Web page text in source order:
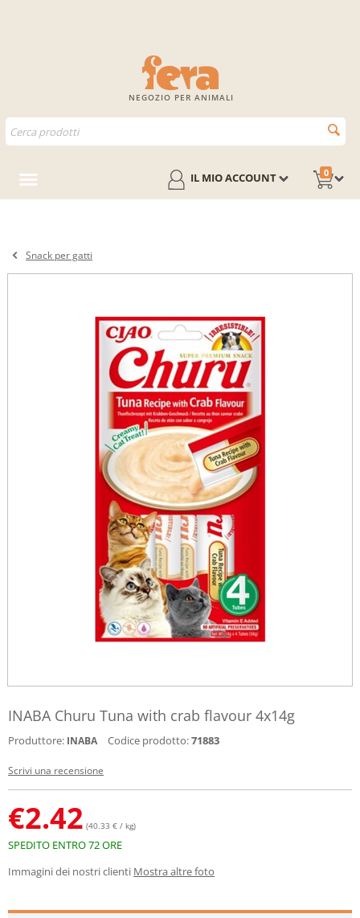
NEGOZIO PER ANIMALI
0
IL MIO ACCOUNT
Snack per gatti
INABA Churu Tuna with crab flavour 4x14g
Produttore: INABA Codice prodotto:71883
Scrivi una recensione
€2.42 (40.33 € / kg)
SPEDITO ENTRO 72 ORE
Immagini dei nostri clienti Mostra altre foto